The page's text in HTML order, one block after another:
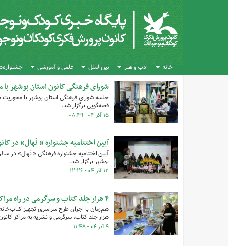
خانه ادب و هنر بین‌الملل علمی و آموزشی
شورای فرهنگی کانون استان بوشهر
جلسه شورای فرهنگی استان بوشهر با محوریت
قصه‌گویی برگزار شد.
۱۵ آذر ۰۴ - ۰۸:۴۹
آیین اختتامیه جشنواره « نَهال» در
بوشهر برگزار شد.
۱۲ آذر ۰۴ - ۱۲:۲۶
۴ هزار جلد کتاب و سرگرمی در راه مراکز فرهنگی‌هنری کانون استان بوشهر
هزار جلد کتاب، سرگرمی و نشریه به مراکز
۹ آذر ۰۴ - ۱۱:۴۸